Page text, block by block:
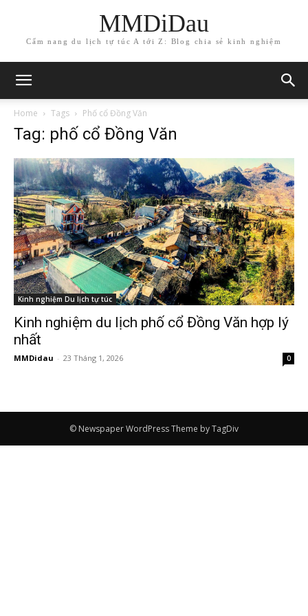
MMDiDau
Cẩm nang du lịch tự túc A tới Z: Blog chia sẻ kinh nghiệm
Home Tags Phố cổ Đồng Văn
Tag: phố cổ Đồng Văn
Kinh nghiệm Du lịch tự túc
Kinh nghiệm du lịch phố cổ Đồng Văn hợp lý
nhất
MMDidau - 23 Tháng 1, 2026 0
© Newspaper WordPress Theme by TagDiv